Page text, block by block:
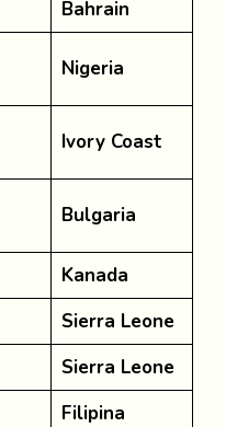
Bahrain
Nigeria
Ivory Coast
Bulgaria
Kanada
Sierra Leone
Sierra Leone
Filipina